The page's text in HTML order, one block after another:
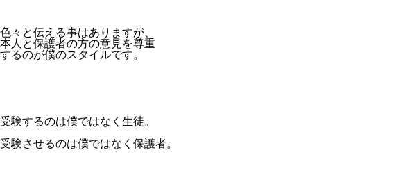
色々と伝える事はありますが、
本人と保護者の方の意見を尊重
するのが僕のスタイルです。
受験するのは僕ではなく生徒。
受験させるのは僕ではなく保護者。